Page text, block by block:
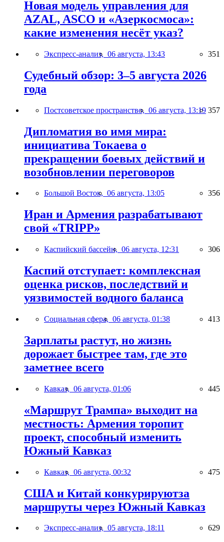
Новая модель управления для
AZAL, ASCO и «Азеркосмоса»:
какие изменения несёт указ?
Экспресс-анализ, 06 августа, 13:43 351
Судебный обзор: 3–5 августа 2026
года
Постсоветское пространство, 06 августа, 13:19 357
Дипломатия во имя мира:
инициатива Токаева о
прекращении боевых действий и
возобновлении переговоров
Большой Восток, 06 августа, 13:05 356
Иран и Армения разрабатывают
свой «TRIPP»
Каспийский бассейн, 06 августа, 12:31 306
Каспий отступает: комплексная
оценка рисков, последствий и
уязвимостей водного баланса
Социальная сфера, 06 августа, 01:38 413
Зарплаты растут, но жизнь
дорожает быстрее там, где это
заметнее всего
Кавказ, 06 августа, 01:06 445
«Маршрут Трампа» выходит на
местность: Армения торопит
проект, способный изменить
Южный Кавказ
Кавказ, 06 августа, 00:32 475
США и Китай конкурируютза
маршруты через Южный Кавказ
Экспресс-анализ, 05 августа, 18:11 629